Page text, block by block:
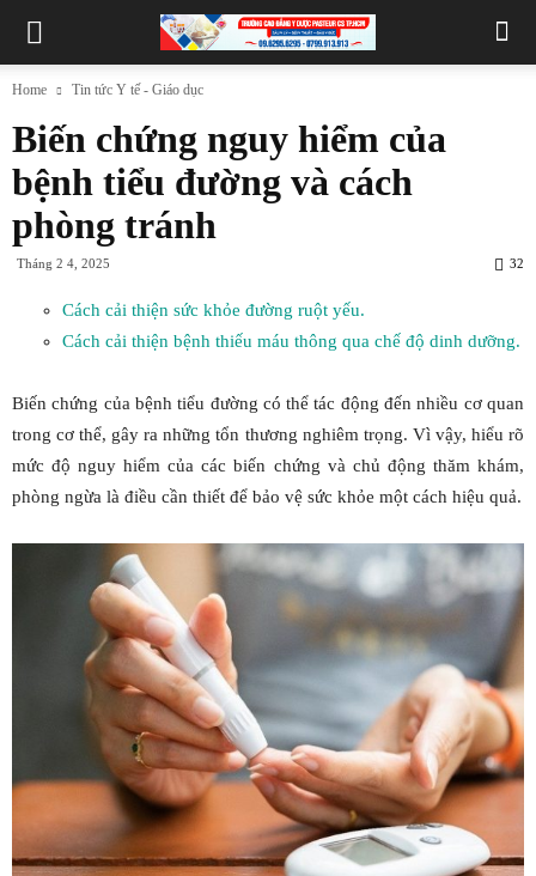
Home Tin tức Y tế - Giáo dục
Biến chứng nguy hiểm của
bệnh tiểu đường và cách
phòng tránh
Tháng 2 4, 2025 32
Cách cải thiện sức khỏe đường ruột yếu.
Cách cải thiện bệnh thiếu máu thông qua chế độ dinh dưỡng.
Biến chứng của bệnh tiểu đường có thể tác động đến nhiều cơ quan
trong cơ thể, gây ra những tổn thương nghiêm trọng. Vì vậy, hiểu rõ
mức độ nguy hiểm của các biến chứng và chủ động thăm khám,
phòng ngừa là điều cần thiết để bảo vệ sức khỏe một cách hiệu quả.